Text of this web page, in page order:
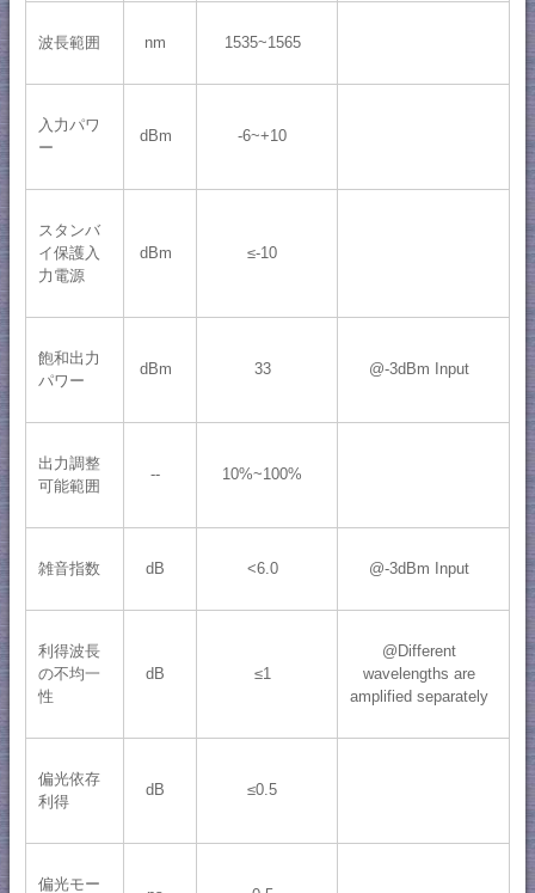
波長範囲 nm 1535~1565
入力パワ
ー
dBm -6~+10
スタンバ
イ保護入
力電源
dBm ≤-10
飽和出力
パワー
dBm 33 @-3dBm Input
出力調整
可能範囲
-- 10%~100%
雑音指数 dB <6.0 @-3dBm Input
利得波長
の不均一
性
dB ≤1
@Different
wavelengths are
amplified separately
偏光依存
利得
dB ≤0.5
偏光モー